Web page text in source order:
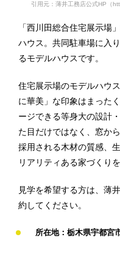
引用元：薄井工務店公式HP（
「西川田総合住宅展示場
ハウス。共同駐車場に入
るモデルハウスです。
住宅展示場のモデルハウ
に華美」な印象はまった
ージできる等身大の設計
た目だけではなく、窓か
採用される木材の質感、
リアリティある家づくり
見学を希望する方は、薄
約してください。
所在地：栃木県宇都宮